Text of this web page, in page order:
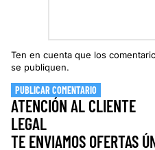
Ten en cuenta que los
se publiquen.
PUBLICAR COMENTARIO
ATENCIÓN AL CLIENTE
LEGAL
TE ENVIAMOS OFERTAS